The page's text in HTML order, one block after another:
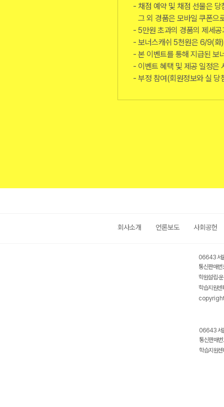
채점 예약 및 채점 선물은
그 외 경품은 모바일 쿠폰으
5만원 초과의 경품의 제세
보너스캐쉬 5천원은 6/9(화
본 이벤트를 통해 지급된 보
이벤트 혜택 및 제공 일정은
부정 참여(회원정보와 실 당
회사소개 언론보도 사회공헌
06643 서
통신판매
학원설립·
학습지원
06643 서
통신판매
학습지원